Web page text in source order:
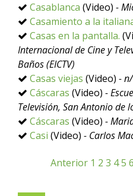
Casablanca (Video) -
Casamiento a la
Casas en la pantalla.
Internacional de Cine y
Baños (EICTV)
Casas viejas (Video) -
Cáscaras (Video) -
Televisión, San Antonio de
Cáscaras (Video) -
Casi (Video) - Carlos
Anterior 1 2 3 45 6